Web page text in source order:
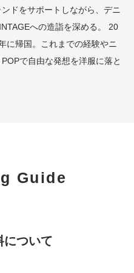
ドをサポートしながら、デニ
への造詣を深める。 20
に帰国。これまでの経験やニ
で自由な発想を洋服に落と
Guide
について